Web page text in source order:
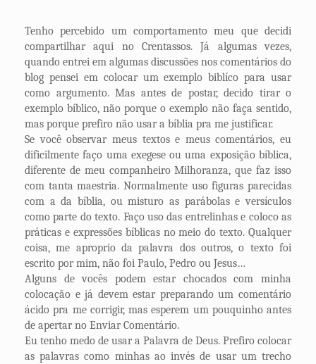
Tenho percebido um comportamento meu que decidi
compartilhar aqui no Crentassos. Já algumas vezes,
quando entrei em algumas discussões nos comentários do
blog pensei em colocar um exemplo biblíco para usar
como argumento. Mas antes de postar, decido tirar o
exemplo bíblico, não porque o exemplo não faça sentido,
mas porque prefiro não usar a bíblia pra me justificar.
Se você observar meus textos e meus comentários, eu
dificilmente faço uma exegese ou uma exposição bíblica,
diferente de meu companheiro Milhoranza, que faz isso
com tanta maestria. Normalmente uso figuras parecidas
com a da bíblia, ou misturo as parábolas e versículos
como parte do texto. Faço uso das entrelinhas e coloco as
práticas e expressões bíblicas no meio do texto. Qualquer
coisa, me aproprio da palavra dos outros, o texto foi
escrito por mim, não foi Paulo, Pedro ou Jesus…
Alguns de vocês podem estar chocados com minha
colocação e já devem estar preparando um comentário
ácido pra me corrigir, mas esperem um pouquinho antes
de apertar no Enviar Comentário.
Eu tenho medo de usar a Palavra de Deus. Prefiro colocar
as palavras como minhas ao invés de usar um trecho